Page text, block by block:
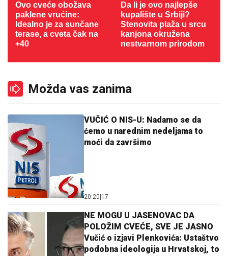
Ovo cveće obožava
paklene vrućine:
Idealno je za sunčane
terase, a cveta čak na
+40
Da li je ovo najlepše
kupalište u Srbiji?
Stenovita plaža u srcu
kanjona okružena
nestvarnom prirodom
Možda vas zanima
VUČIĆ O NIS-U: Nadamo se da
ćemo u narednim nedeljama to
moći da završimo
20:20 17
NE MOGU U JASENOVAC DA
POLOŽIM CVEĆE, SVE JE JASNO
Vučić o izjavi Plenkovića: Ustaštvo
podobna ideologija u Hrvatskoj, to